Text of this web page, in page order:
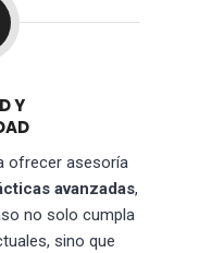
Y
ofrecer asesoría
avanzadas,
no solo cumpla
sino que